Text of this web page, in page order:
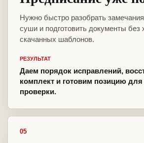
Нужно быстро разобрать
суши и подготовить документы без
скачанных шаблонов.
РЕЗУЛЬТАТ
Даем порядок исправлений,
комплект и готовим позицию
проверки.
05